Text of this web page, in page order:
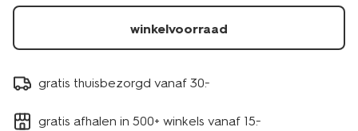
winkelvoorraad
gratis thuisbezorgd vanaf 30.-
gratis afhalen in 500+ winkels vanaf 15.-